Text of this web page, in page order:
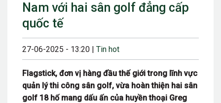
Nam với hai sân golf đẳng cấp
quốc tế
27-06-2025 - 13:20 | Tin hot
Flagstick, đơn vị hàng đầu thế giới trong lĩnh vực
quản lý thi công sân golf, vừa hoàn thiện hai sân
golf 18 hố mang dấu ấn của huyền thoại Greg